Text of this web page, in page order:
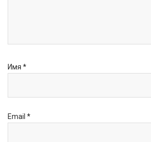
Имя *
Email *